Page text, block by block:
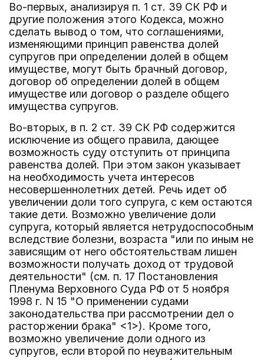
Во-первых, анализируя п. 1 ст. 39 СК РФ и
другие положения этого Кодекса, можно
сделать вывод о том, что соглашениями,
изменяющими принцип равенства долей
супругов при определении долей в общем
имуществе, могут быть брачный договор,
договор об определении долей в общем
имуществе или договор о разделе общего
имущества супругов.
Во-вторых, в п. 2 ст. 39 СК РФ содержится
исключение из общего правила, дающее
возможность суду отступить от принципа
равенства долей. При этом закон указывает
на необходимость учета интересов
несовершеннолетних детей. Речь идет об
увеличении доли того супруга, с кем остаются
такие дети. Возможно увеличение доли
супруга, который является нетрудоспособным
вследствие болезни, возраста "или по иным не
зависящим от него обстоятельствам лишен
возможности получать доход от трудовой
деятельности" (см. п. 17 Постановления
Пленума Верховного Суда РФ от 5 ноября
1998 г. N 15 "О применении судами
законодательства при рассмотрении дел о
расторжении брака" <1>). Кроме того,
возможно увеличение доли одного из
супругов, если второй по неуважительным